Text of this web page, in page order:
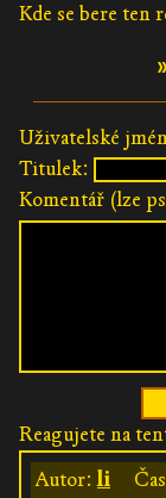
Kde se bere ten
Uživatelské
Titulek:
Komentář (lze
Reagujete na
Autor:li